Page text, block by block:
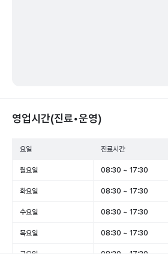
영업시간(진료•운영)
요일 진료시간
월요일 08:30 ~ 17:30
화요일 08:30 ~ 17:30
수요일 08:30 ~ 17:30
목요일 08:30 ~ 17:30